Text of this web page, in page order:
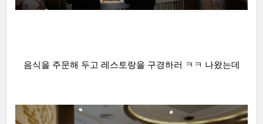
음식을 주문해 두고 레스토랑을 구경하러 ㅋㅋ 나왔는데